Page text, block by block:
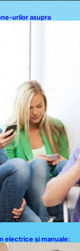
urilor asupra
electrice și manuale:
moderne